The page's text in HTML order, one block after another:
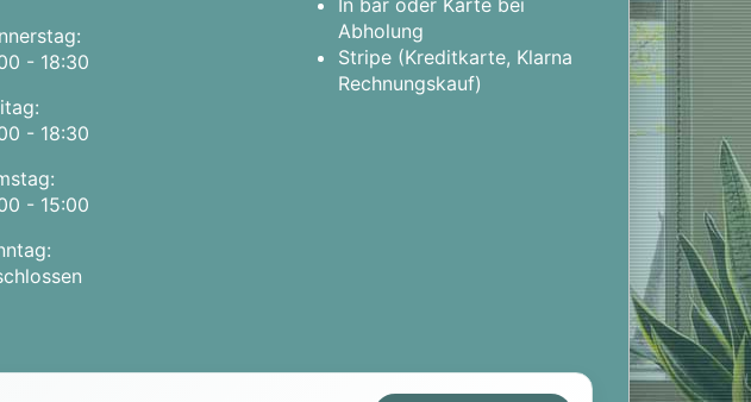
- 18:30
- 18:30
- 15:00
In bar oder Karte bei
Abholung
Stripe (Kreditkarte, Klarna
Rechnungskauf)